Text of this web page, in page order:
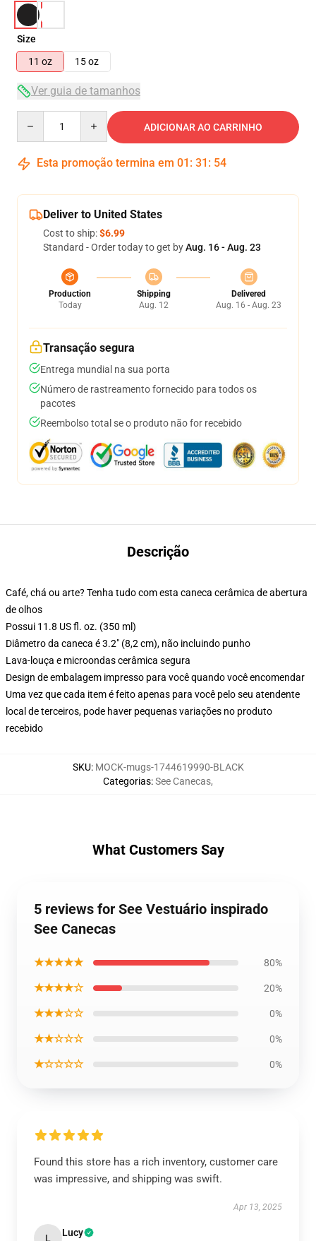
Size
11 oz
15 oz
Ver guia de tamanhos
ADICIONAR AO CARRINHO
Esta promoção termina em 01 : 31 : 53
Deliver to United States
Cost to ship:$6.99
Standard - Order today to get byAug. 16 - Aug. 23
Production
Today
Shipping
Aug. 12
Delivered
Aug. 16 - Aug. 23
Transação segura
Entrega mundial na sua porta
Número de rastreamento fornecido para todos os
pacotes
Reembolso total se o produto não for recebido
Descrição
Café, chá ou arte? Tenha tudo com esta caneca cerâmica de abertura
de olhos
Possui 11.8 US fl. oz. (350 ml)
Diâmetro da caneca é 3.2" (8,2 cm), não incluindo punho
Lava-louça e microondas cerâmica segura
Design de embalagem impresso para você quando você encomendar
Uma vez que cada item é feito apenas para você pelo seu atendente
local de terceiros, pode haver pequenas variações no produto
recebido
SKU: MOCK-mugs-1744619990-BLACK
Categorias:See Canecas,
What Customers Say
5 reviews for See Vestuário inspirado
See Canecas
★★★★★ 80%
★★★★☆ 20%
★★★☆☆ 0%
★★☆☆☆ 0%
★☆☆☆☆ 0%
Found this store has a rich inventory, customer care
was impressive, and shipping was swift.
Apr 13, 2025
L Lucy